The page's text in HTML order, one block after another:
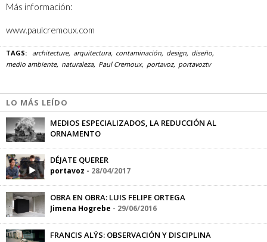
Más información:
www.paulcremoux.com
TAGS: architecture arquitectura contaminación design diseño
medio ambiente naturaleza Paul Cremoux portavoz portavoztv
LO MÁS LEÍDO
MEDIOS ESPECIALIZADOS, LA REDUCCIÓN AL
ORNAMENTO
DÉJATE QUERER
portavoz - 28/04/2017
OBRA EN OBRA: LUIS FELIPE ORTEGA
Jimena Hogrebe - 29/06/2016
FRANCIS ALŸS: OBSERVACIÓN Y DISCIPLINA